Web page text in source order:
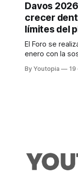
Davos
crecer
límites del
El Foro se
enero con la
un contexto de
By Youtopia 19